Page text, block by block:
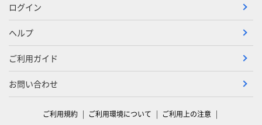
ログイン
ヘルプ
ご利用ガイド
お問い合わせ
ご利用規約 ご利用環境について
ご利用上の注意